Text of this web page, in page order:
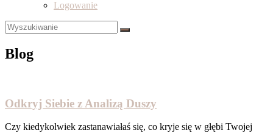
Logowanie
Blog
Odkryj Siebie z Analizą Duszy
Czy kiedykolwiek zastanawiałaś się, co kryje się w głębi Twojej